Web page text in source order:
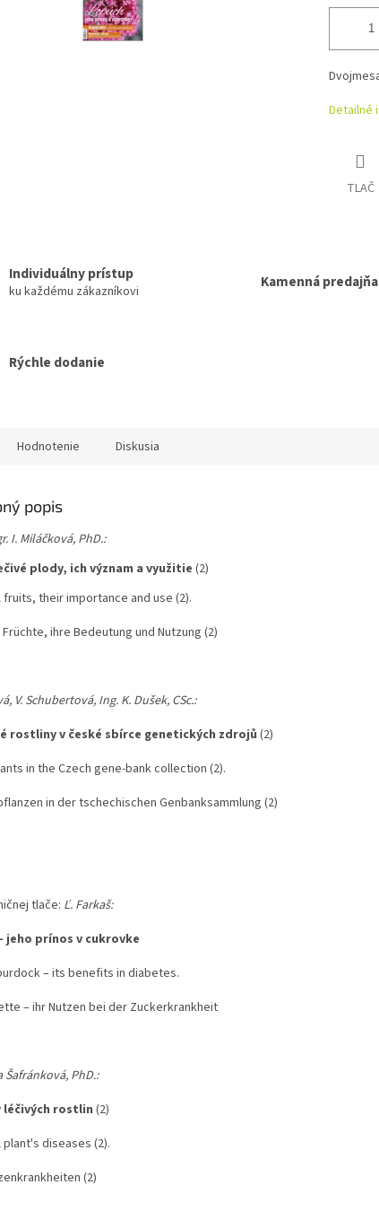
Detailné
TLAČ
Individuálny prístup
ku každému zákazníkovi Kamenná predajňa
Rýchle dodanie
Hodnotenie Diskusia
popis
I. Miláčková, PhD.:
plody, ich význam a využitie (2)
fruits, their importance and use (2).
ihre Bedeutung und Nutzung (2)
V. Schubertová, Ing. K. Dušek, CSc.:
rostliny v české sbírce genetických zdrojů (2)
in the Czech gene-bank collection (2).
in der tschechischen Genbanksammlung (2)
tlače: Ľ. Farkaš:
jeho prínos v cukrovke
– its benefits in diabetes.
– ihr Nutzen bei der Zuckerkrankheit
Šafránková, PhD.:
léčivých rostlin (2)
plant's diseases (2).
(2)